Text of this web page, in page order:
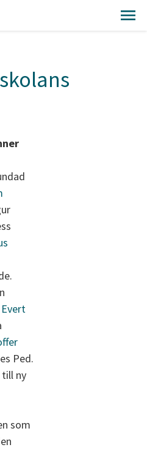
Evert
Ped.
till ny
som